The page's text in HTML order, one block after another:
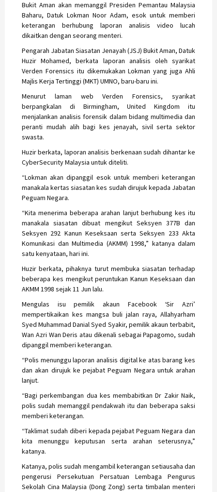
Bukit Aman akan memanggil Presiden Pemantau Malaysia
Baharu, Datuk Lokman Noor Adam, esok untuk memberi
keterangan berhubung laporan analisis video lucah
dikaitkan dengan seorang menteri.
Pengarah Jabatan Siasatan Jenayah (JSJ) Bukit Aman, Datuk
Huzir Mohamed, berkata laporan analisis oleh syarikat
Verden Forensics itu dikemukakan Lokman yang juga Ahli
Majlis Kerja Tertinggi (MKT) UMNO, baru-baru ini.
Menurut laman web Verden Forensics, syarikat
berpangkalan di Birmingham, United Kingdom itu
menjalankan analisis forensik dalam bidang multimedia dan
peranti mudah alih bagi kes jenayah, sivil serta sektor
swasta.
Huzir berkata, laporan analisis berkenaan sudah dihantar ke
CyberSecurity Malaysia untuk diteliti.
“Lokman akan dipanggil esok untuk memberi keterangan
manakala kertas siasatan kes sudah dirujuk kepada Jabatan
Peguam Negara.
“Kita menerima beberapa arahan lanjut berhubung kes itu
manakala siasatan dibuat mengikut Seksyen 377B dan
Seksyen 292 Kanun Keseksaan serta Seksyen 233 Akta
Komunikasi dan Multimedia (AKMM) 1998,” katanya dalam
satu kenyataan, hari ini.
Huzir berkata, pihaknya turut membuka siasatan terhadap
beberapa kes mengikut peruntukan Kanun Keseksaan dan
AKMM 1998 sejak 11 Jun lalu.
Mengulas isu pemilik akaun Facebook ‘Sir Azri’
mempertikaikan kes mangsa buli jalan raya, Allahyarham
Syed Muhammad Danial Syed Syakir, pemilik akaun terbabit,
Wan Azri Wan Deris atau dikenali sebagai Papagomo, sudah
dipanggil memberi keterangan.
“Polis menunggu laporan analisis digital ke atas barang kes
dan akan dirujuk ke pejabat Peguam Negara untuk arahan
lanjut.
“Bagi perkembangan dua kes membabitkan Dr Zakir Naik,
polis sudah memanggil pendakwah itu dan beberapa saksi
memberi keterangan.
“Taklimat sudah diberi kepada pejabat Peguam Negara dan
kita menunggu keputusan serta arahan seterusnya,”
katanya.
Katanya, polis sudah mengambil keterangan setiausaha dan
pengerusi Persekutuan Persatuan Lembaga Pengurus
Sekolah Cina Malaysia (Dong Zong) serta timbalan menteri